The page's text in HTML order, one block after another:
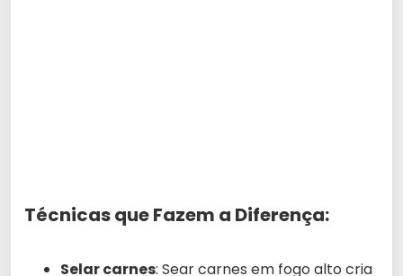
Técnicas que Fazem a Diferença:
Selar carnes: Sear carnes em fogo alto cria